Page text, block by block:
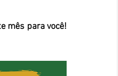
Datas Outros
mês para você!